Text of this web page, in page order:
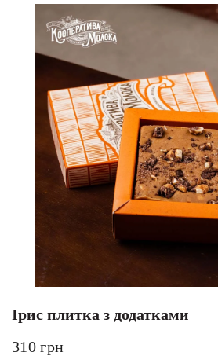
Ірис плитка з додатками
310 грн